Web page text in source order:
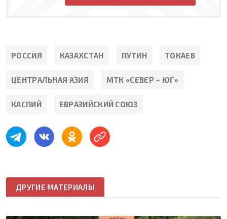
РОССИЯ КАЗАХСТАН ПУТИН ТОКАЕВ
ЦЕНТРАЛЬНАЯ АЗИЯ МТК «СЕВЕР – ЮГ»
КАСПИЙ ЕВРАЗИЙСКИЙ СОЮЗ
ДРУГИЕ МАТЕРИАЛЫ